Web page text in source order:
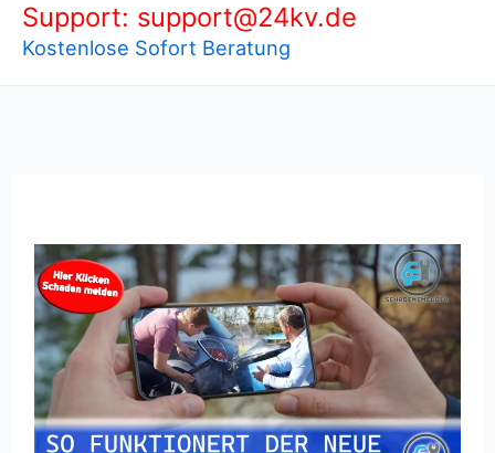
Support: support@24kv.de
Kostenlose Sofort Beratung